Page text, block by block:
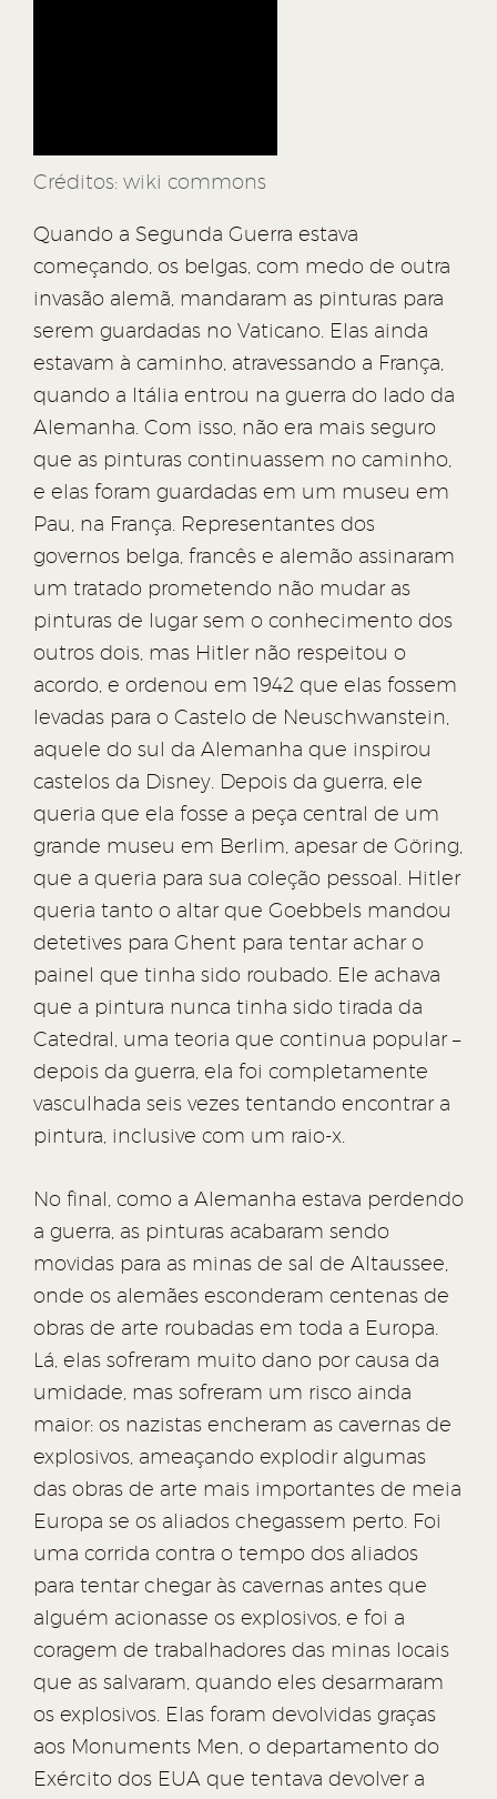
Créditos: wiki commons
Quando a Segunda Guerra estava
começando, os belgas, com medo de outra
invasão alemã, mandaram as pinturas para
serem guardadas no Vaticano. Elas ainda
estavam à caminho, atravessando a França,
quando a Itália entrou na guerra do lado da
Alemanha. Com isso, não era mais seguro
que as pinturas continuassem no caminho,
e elas foram guardadas em um museu em
Pau, na França. Representantes dos
governos belga, francês e alemão assinaram
um tratado prometendo não mudar as
pinturas de lugar sem o conhecimento dos
outros dois, mas Hitler não respeitou o
acordo, e ordenou em 1942 que elas fossem
levadas para o Castelo de Neuschwanstein,
aquele do sul da Alemanha que inspirou
castelos da Disney. Depois da guerra, ele
queria que ela fosse a peça central de um
grande museu em Berlim, apesar de Göring,
que a queria para sua coleção pessoal. Hitler
queria tanto o altar que Goebbels mandou
detetives para Ghent para tentar achar o
painel que tinha sido roubado. Ele achava
que a pintura nunca tinha sido tirada da
Catedral, uma teoria que continua popular –
depois da guerra, ela foi completamente
vasculhada seis vezes tentando encontrar a
pintura, inclusive com um raio-x.
No final, como a Alemanha estava perdendo
a guerra, as pinturas acabaram sendo
movidas para as minas de sal de Altaussee,
onde os alemães esconderam centenas de
obras de arte roubadas em toda a Europa.
Lá, elas sofreram muito dano por causa da
umidade, mas sofreram um risco ainda
maior: os nazistas encheram as cavernas de
explosivos, ameaçando explodir algumas
das obras de arte mais importantes de meia
Europa se os aliados chegassem perto. Foi
uma corrida contra o tempo dos aliados
para tentar chegar às cavernas antes que
alguém acionasse os explosivos, e foi a
coragem de trabalhadores das minas locais
que as salvaram, quando eles desarmaram
os explosivos. Elas foram devolvidas graças
aos Monuments Men, o departamento do
Exército dos EUA que tentava devolver a